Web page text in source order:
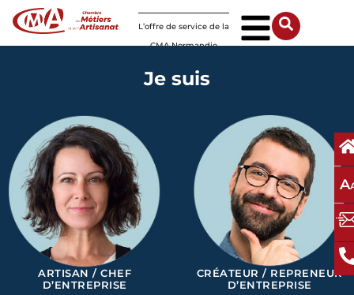
L’offre de service de la
CMA Normandie
A
Je suis
ARTISAN / CHEF
D’ENTREPRISE
CRÉATEUR / REPRENEUR
D’ENTREPRISE
Panneau de gestion des cookies